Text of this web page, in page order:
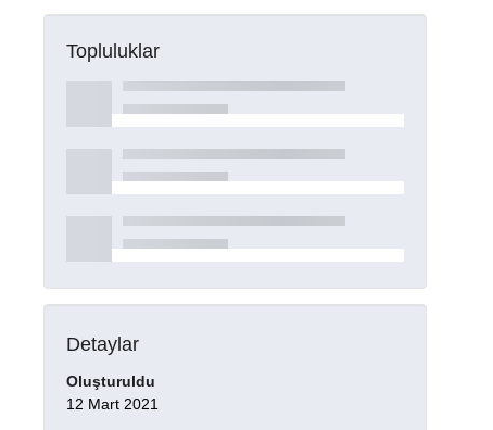
Topluluklar
Detaylar
Oluşturuldu
12 Mart 2021